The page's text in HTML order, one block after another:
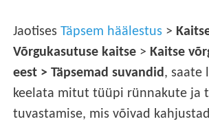
JaotisesTäpsem häälestus >
Võrgukasutuse kaitse > Kaitse
eest > Täpsemad suvandid, saate
keelata mitut tüüpi rünnakute ja
tuvastamise, mis võivad